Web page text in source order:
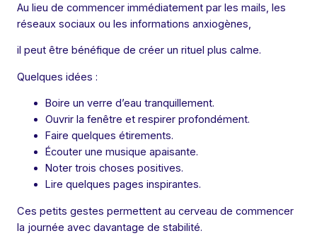
Au lieu de commencer immédiatement par les mails, les
réseaux sociaux ou les informations anxiogènes,
il peut être bénéfique de créer un rituel plus calme.
Quelques idées :
Boire un verre d’eau tranquillement.
Ouvrir la fenêtre et respirer profondément.
Faire quelques étirements.
Écouter une musique apaisante.
Noter trois choses positives.
Lire quelques pages inspirantes.
Ces petits gestes permettent au cerveau de commencer
la journée avec davantage de stabilité.